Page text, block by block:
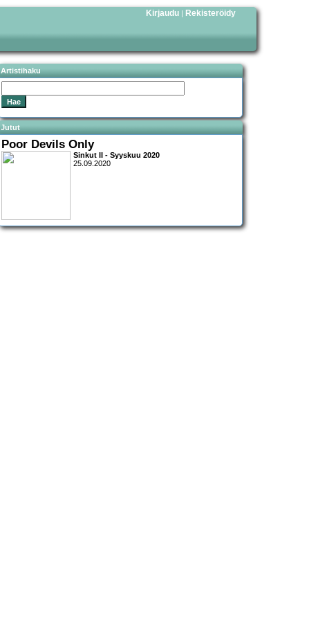
Kirjaudu | Rekisteröidy
Artistihaku
Jutut
Poor Devils Only
Sinkut II - Syyskuu 2020
25.09.2020